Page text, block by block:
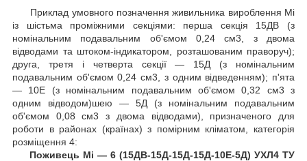
Приклад умовного позначення живильника вироблення Mi
із шістьма проміжними секціями: перша секція 15ДВ (з
номінальним подавальним об'ємом 0,24 см3, з двома
відводами та штоком-індикатором, розташованим праворуч);
друга, третя і четверта секції — 15Д (з номінальним
подавальним об'ємом 0,24 см3, з одним відведенням); п'ята
— 10Е (з номінальним подавальним об'ємом 0,32 см3 з
одним відводом)шею — 5Д (з номінальним подавальним
об'ємом 0,08 см3 з двома відводами), призначеного для
роботи в районах (країнах) з помірним кліматом, категорія
розміщення 4:
Поживець Mi — 6 (15ДВ-15Д-15Д-15Д-10Е-5Д) УХЛ4 ТУ